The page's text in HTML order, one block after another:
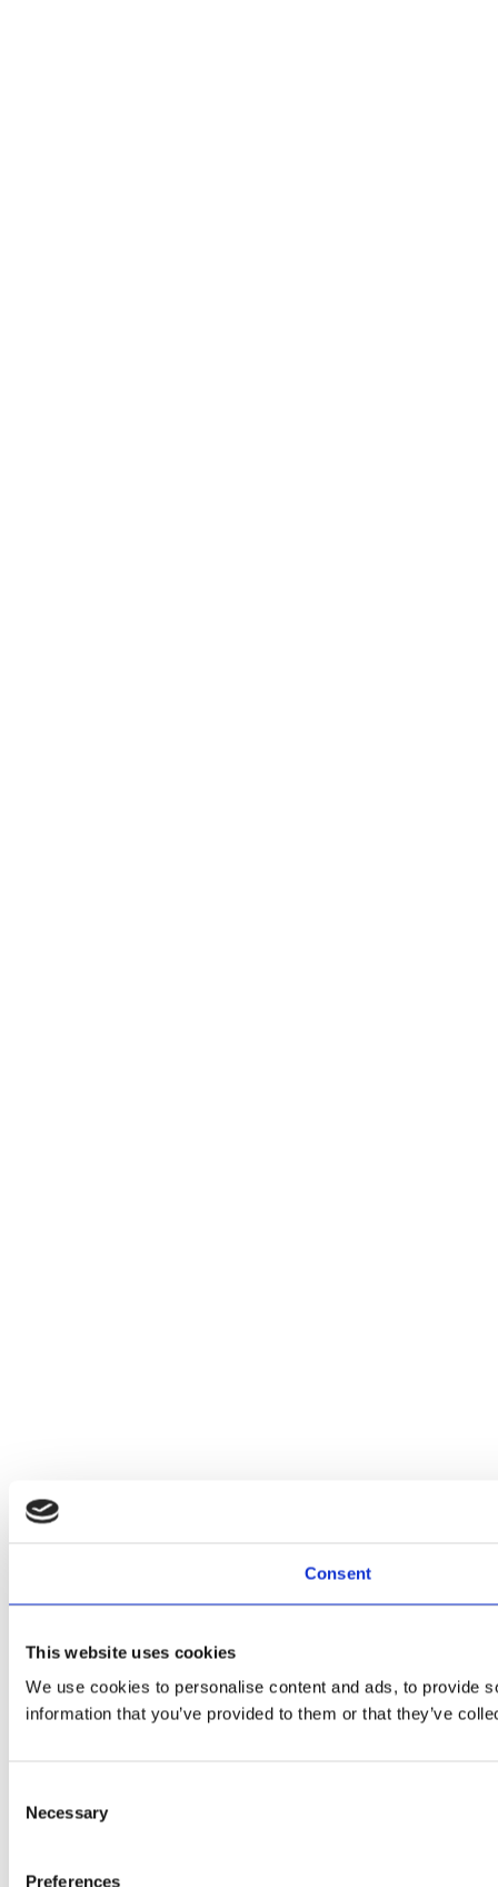
Consent
This website uses cookies
We use cookies to personalise content and ads, to provide
information that you’ve provided to them or that they’ve
Selection
Necessary
Preferences